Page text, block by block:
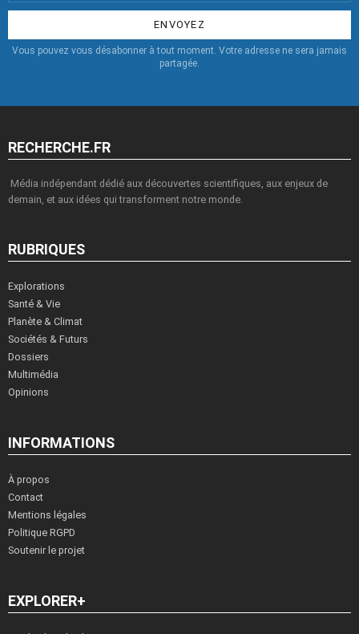
:
Vous pouvez vous désabonner à tout moment. Votre adresse ne sera jamais
partagée.
RECHERCHE.FR
Média indépendant dédié aux découvertes scientifiques, aux enjeux de
demain, et aux idées qui transforment notre monde.
RUBRIQUES
Explorations
Santé & Vie
Planète & Climat
Sociétés & Futurs
Dossiers
Multimédia
Opinions
INFORMATIONS
À propos
Contact
Mentions légales
Politique RGPD
Soutenir le projet
EXPLORER+